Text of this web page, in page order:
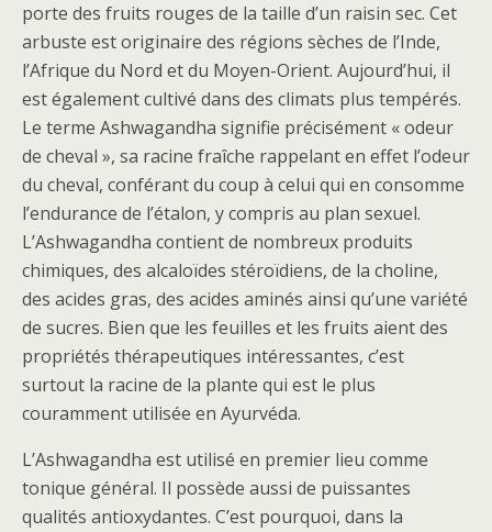
porte des fruits rouges de la taille d’un raisin sec. Cet
arbuste est originaire des régions sèches de l’Inde,
l’Afrique du Nord et du Moyen-Orient. Aujourd’hui, il
est également cultivé dans des climats plus tempérés.
Le terme Ashwagandha signifie précisément « odeur
de cheval », sa racine fraîche rappelant en effet l’odeur
du cheval, conférant du coup à celui qui en consomme
l’endurance de l’étalon, y compris au plan sexuel.
L’Ashwagandha contient de nombreux produits
chimiques, des alcaloïdes stéroïdiens, de la choline,
des acides gras, des acides aminés ainsi qu’une variété
de sucres. Bien que les feuilles et les fruits aient des
propriétés thérapeutiques intéressantes, c’est
surtout la racine de la plante qui est le plus
couramment utilisée en Ayurvéda.
L’Ashwagandha est utilisé en premier lieu comme
tonique général. Il possède aussi de puissantes
qualités antioxydantes. C’est pourquoi, dans la